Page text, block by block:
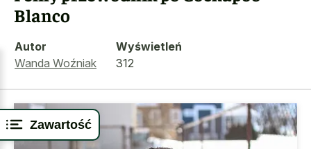
Zawartość
Blanco
Autor
Wanda Woźniak
Wyświetleń
312